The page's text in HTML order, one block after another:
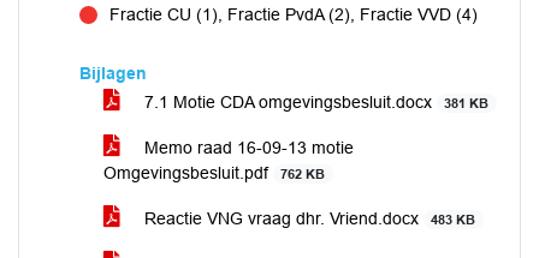
Fractie CU (1), Fractie PvdA (2), Fractie VVD (4)
Bijlagen
7.1 Motie CDA omgevingsbesluit.docx
381 KB
Memo raad 16-09-13 motie
Omgevingsbesluit.pdf
762 KB
Reactie VNG vraag dhr. Vriend.docx 483 KB